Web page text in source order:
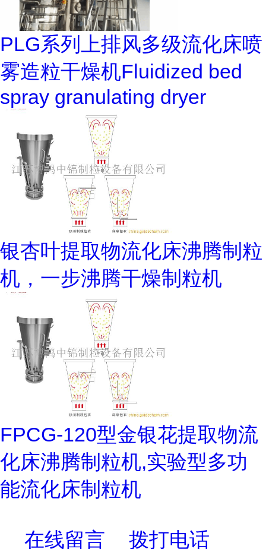
PLG系列上排风多级流化床喷
雾造粒干燥机Fluidized bed
spray granulating dryer
银杏叶提取物流化床沸腾制粒
机，一步沸腾干燥制粒机
FPCG-120型金银花提取物流
化床沸腾制粒机,实验型多功
能流化床制粒机
在线留言 拨打电话